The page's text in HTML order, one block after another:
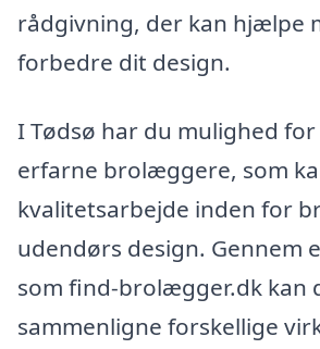
rådgivning, der kan hjælpe
forbedre dit design.
I Tødsø har du mulighed
erfarne brolæggere, som
kvalitetsarbejde inden for
udendørs design. Gennem
som find-brolægger.dk kan
sammenligne forskellige